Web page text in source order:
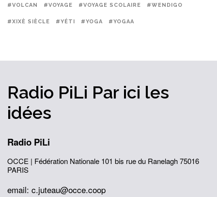
#VOLCAN #VOYAGE #VOYAGE SCOLAIRE #WENDIGO
#XIXÈ SIÈCLE #YÉTI #YOGA #YOGAA
Radio PiLi Par ici les
idées
Radio PiLi
OCCE | Fédération Nationale 101 bis rue du Ranelagh75016
PARIS
email: c.juteau@occe.coop